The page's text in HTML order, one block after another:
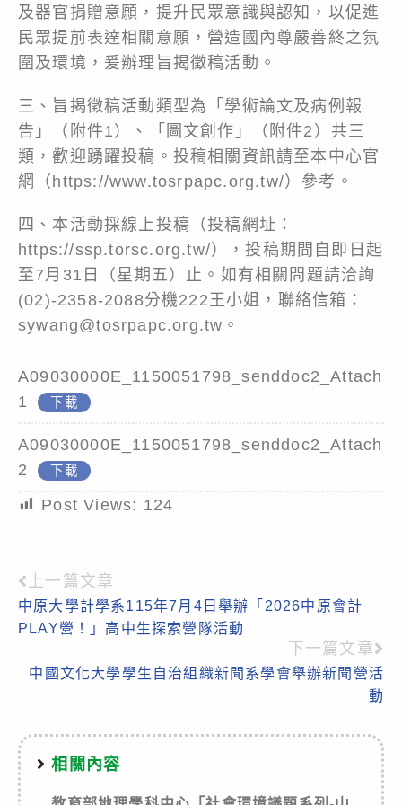
及器官捐贈意願，提升民眾意識與認知，以促進
民眾提前表達相關意願，營造國內尊嚴善終之氛
圍及環境，爰辦理旨揭徵稿活動。
三、旨揭徵稿活動類型為「學術論文及病例報
告」（附件1）、「圖文創作」（附件2）共三
類，歡迎踴躍投稿。投稿相關資訊請至本中心官
網（https://www.tosrpapc.org.tw/）參考。
四、本活動採線上投稿（投稿網址：
https://ssp.torsc.org.tw/），投稿期間自即日起
至7月31日（星期五）止。如有相關問題請洽詢
(02)-2358-2088分機222王小姐，聯絡信箱：
sywang@tosrpapc.org.tw。
A09030000E_1150051798_senddoc2_Attach
1
下載
A09030000E_1150051798_senddoc2_Attach
2
下載
Post Views: 124
Read
more
上一篇文章
中原大學計學系115年7月4日舉辦「2026中原會計
PLAY營！」高中生探索營隊活動
下一篇文章
中國文化大學學生自治組織新聞系學會舉辦新聞營活
動
相關內容